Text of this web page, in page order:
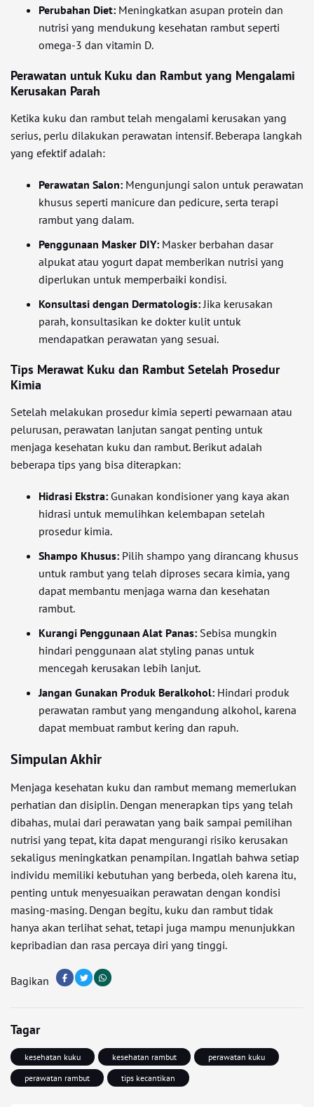
Perubahan Diet: Meningkatkan asupan protein dan
nutrisi yang mendukung kesehatan rambut seperti
omega-3 dan vitamin D.
Perawatan untuk Kuku dan Rambut yang Mengalami
Kerusakan Parah
Ketika kuku dan rambut telah mengalami kerusakan yang
serius, perlu dilakukan perawatan intensif. Beberapa langkah
yang efektif adalah:
Perawatan Salon: Mengunjungi salon untuk perawatan
khusus seperti manicure dan pedicure, serta terapi
rambut yang dalam.
Penggunaan Masker DIY: Masker berbahan dasar
alpukat atau yogurt dapat memberikan nutrisi yang
diperlukan untuk memperbaiki kondisi.
Konsultasi dengan Dermatologis:Jika kerusakan
parah, konsultasikan ke dokter kulit untuk
mendapatkan perawatan yang sesuai.
Tips Merawat Kuku dan Rambut Setelah Prosedur
Kimia
Setelah melakukan prosedur kimia seperti pewarnaan atau
pelurusan, perawatan lanjutan sangat penting untuk
menjaga kesehatan kuku dan rambut. Berikut adalah
beberapa tips yang bisa diterapkan:
Hidrasi Ekstra: Gunakan kondisioner yang kaya akan
hidrasi untuk memulihkan kelembapan setelah
prosedur kimia.
Shampo Khusus: Pilih shampo yang dirancang khusus
untuk rambut yang telah diproses secara kimia, yang
dapat membantu menjaga warna dan kesehatan
rambut.
Kurangi Penggunaan Alat Panas: Sebisa mungkin
hindari penggunaan alat styling panas untuk
mencegah kerusakan lebih lanjut.
Jangan Gunakan Produk Beralkohol: Hindari produk
perawatan rambut yang mengandung alkohol, karena
dapat membuat rambut kering dan rapuh.
Simpulan Akhir
Menjaga kesehatan kuku dan rambut memang memerlukan
perhatian dan disiplin. Dengan menerapkan tips yang telah
dibahas, mulai dari perawatan yang baik sampai pemilihan
nutrisi yang tepat, kita dapat mengurangi risiko kerusakan
sekaligus meningkatkan penampilan. Ingatlah bahwa setiap
individu memiliki kebutuhan yang berbeda, oleh karena itu,
penting untuk menyesuaikan perawatan dengan kondisi
masing-masing. Dengan begitu, kuku dan rambut tidak
hanya akan terlihat sehat, tetapi juga mampu menunjukkan
kepribadian dan rasa percaya diri yang tinggi.
Bagikan
Tagar
kesehatan kuku kesehatan rambut
perawatan kuku
perawatan rambut
tips kecantikan